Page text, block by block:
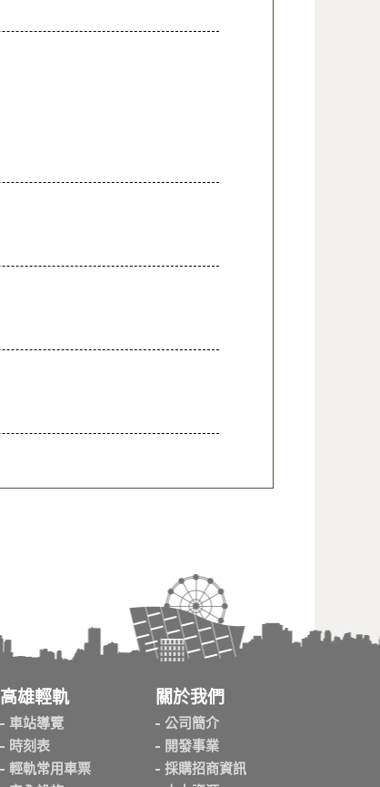
高雄輕軌
車站導覽
時刻表
輕軌常用車票
關於我們
公司簡介
開發事業
採購招商資訊